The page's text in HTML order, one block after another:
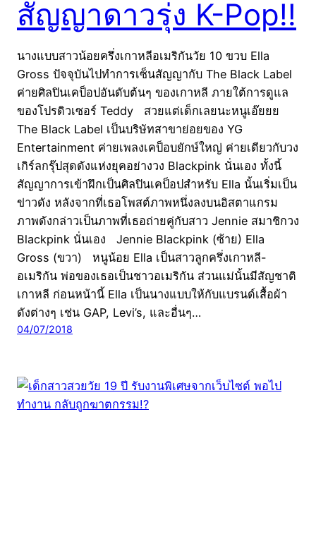
สัญญาดาวรุ่ง K-Pop!!
นางแบบสาวน้อยครึ่งเกาหลีอเมริกันวัย 10 ขวบ Ella
Gross ปัจจุบันไปทำการเซ็นสัญญากับ The Black Label
ค่ายศิลปินเคป็อปอันดับต้นๆ ของเกาหลี ภายใต้การดูแล
ของโปรดิวเซอร์ Teddy สวยแต่เด็กเลยนะหนูเอ๊ยยย
The Black Label เป็นบริษัทสาขาย่อยของ YG
Entertainment ค่ายเพลงเคป็อบยักษ์ใหญ่ ค่ายเดียวกับวง
เกิร์ลกรุ๊ปสุดดังแห่งยุคอย่างวง Blackpink นั่นเอง ทั้งนี้
สัญญาการเข้าฝึกเป็นศิลปินเคป็อปสำหรับ Ella นั้นเริ่มเป็น
ข่าวดัง หลังจากที่เธอโพสต์ภาพหนึ่งลงบนอิสตาแกรม
ภาพดังกล่าวเป็นภาพที่เธอถ่ายคู่กับสาว Jennie สมาชิกวง
Blackpink นั่นเอง Jennie Blackpink (ซ้าย) Ella
Gross (ขวา) หนูน้อย Ella เป็นสาวลูกครึ่งเกาหลี-
อเมริกัน พ่อของเธอเป็นชาวอเมริกัน ส่วนแม่นั้นมีสัญชาติ
เกาหลี ก่อนหน้านี้ Ella เป็นนางแบบให้กับแบรนด์เสื้อผ้า
ดังต่างๆ เช่น GAP, Levi’s, และอื่นๆ…
04/07/2018